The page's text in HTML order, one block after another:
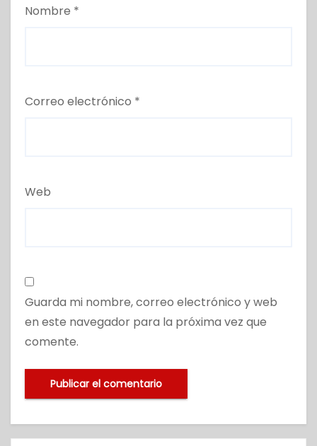
Nombre *
Correo electrónico *
Web
Guarda mi nombre, correo electrónico y web
en este navegador para la próxima vez que
comente.